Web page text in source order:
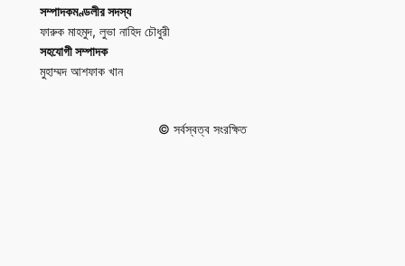
সম্পাদকমণ্ডলীর সদস্য
ফারুক মাহমুদ, লুভা নাহিদ চৌধুরী
সহযোগী সম্পাদক
মুহাম্মদ আশফাক খান
© সর্বস্বত্ব সংরক্ষিত